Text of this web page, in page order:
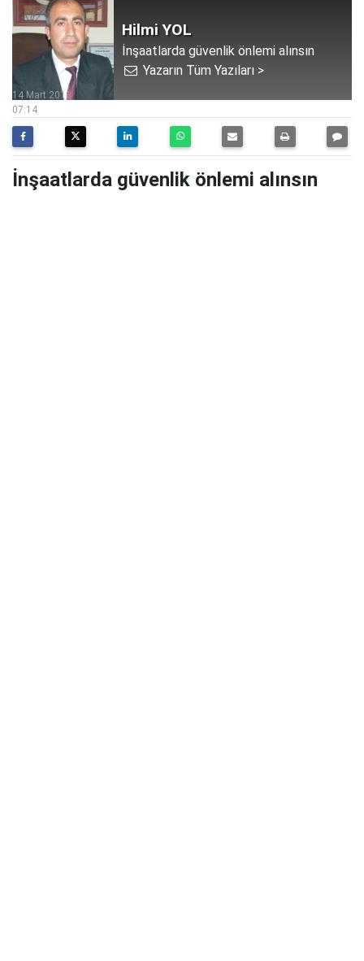
Hilmi YOL
İnşaatlarda güvenlik önlemi alınsın
Yazarın Tüm Yazıları >
07:14
14 Mart 2013
İnşaatlarda güvenlik önlemi alınsın